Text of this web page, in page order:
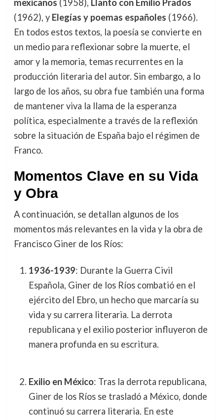
mexicanos (1958), Llanto con Emilio Prados
(1962), y Elegías y poemas españoles (1966).
En todos estos textos, la poesía se convierte en
un medio para reflexionar sobre la muerte, el
amor y la memoria, temas recurrentes en la
producción literaria del autor. Sin embargo, a lo
largo de los años, su obra fue también una forma
de mantener viva la llama de la esperanza
política, especialmente a través de la reflexión
sobre la situación de España bajo el régimen de
Franco.
Momentos Clave en su Vida
y Obra
A continuación, se detallan algunos de los
momentos más relevantes en la vida y la obra de
Francisco Giner de los Ríos:
1936-1939: Durante la Guerra Civil
Española, Giner de los Ríos combatió en el
ejército del Ebro, un hecho que marcaría su
vida y su carrera literaria. La derrota
republicana y el exilio posterior influyeron de
manera profunda en su escritura.
Exilio en México: Tras la derrota republicana,
Giner de los Ríos se trasladó a México, donde
continuó su carrera literaria. En este